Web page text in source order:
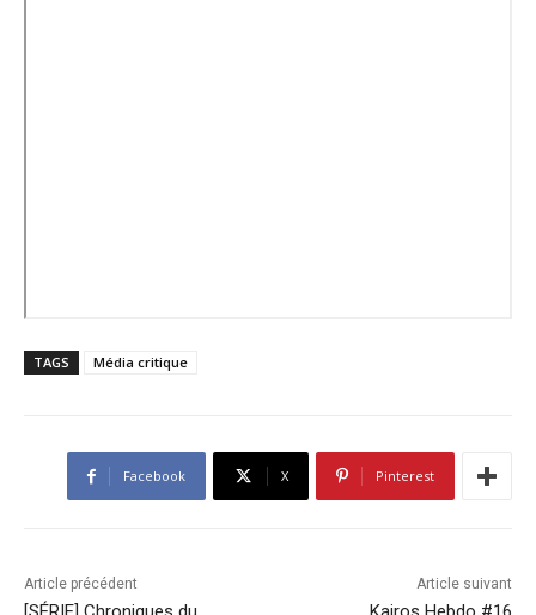
TAGS Média critique
Facebook X Pinterest
Article précédent Article suivant